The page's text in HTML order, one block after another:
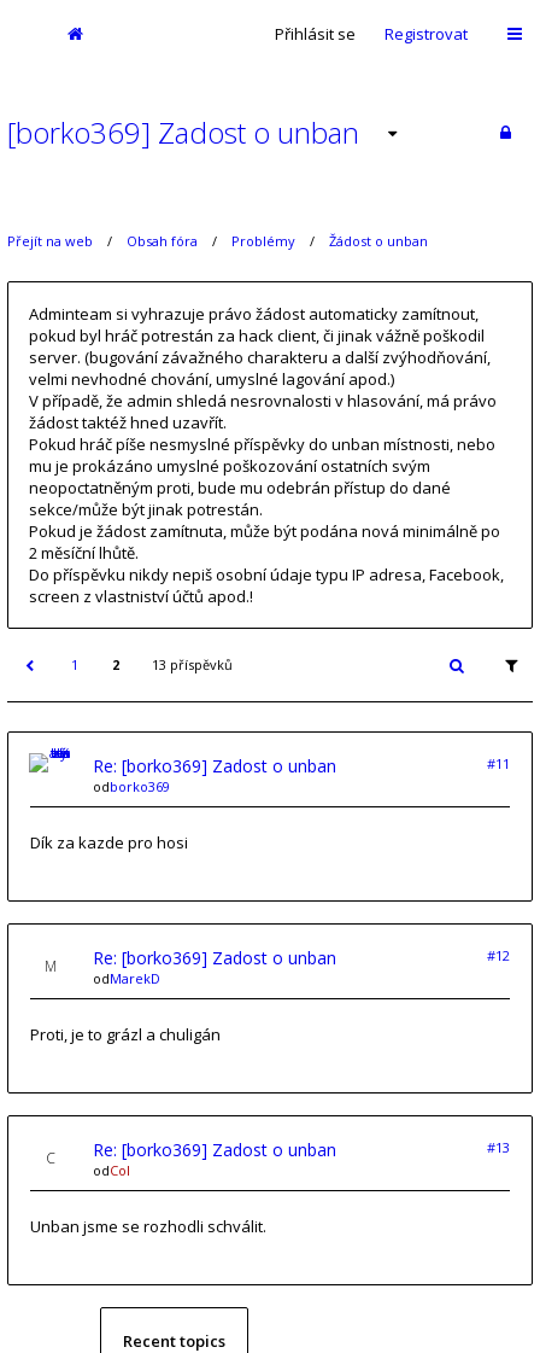
Přihlásit se Registrovat
[borko369] Zadost o unban
Přejít na web Obsah fóra Problémy Žádost o unban
Adminteam si vyhrazuje právo žádost automaticky zamítnout,
pokud byl hráč potrestán za hack client, či jinak vážně poškodil
server. (bugování závažného charakteru a další zvýhodňování,
velmi nevhodné chování, umyslné lagování apod.)
V případě, že admin shledá nesrovnalosti v hlasování, má právo
žádost taktéž hned uzavřít.
Pokud hráč píše nesmyslné příspěvky do unban místnosti, nebo
mu je prokázáno umyslné poškozování ostatních svým
neopoctatněným proti, bude mu odebrán přístup do dané
sekce/může být jinak potrestán.
Pokud je žádost zamítnuta, může být podána nová minimálně po
2 měsíční lhůtě.
Do příspěvku nikdy nepiš osobní údaje typu IP adresa, Facebook,
screen z vlastniství účtů apod.!
1 2 13 příspěvků
Re: [borko369] Zadost o unban
#11
odborko369
Dík za kazde pro hosi
Re: [borko369] Zadost o unban
#12
odMarekD
Proti, je to grázl a chuligán
Re: [borko369] Zadost o unban
#13
odCol
Unban jsme se rozhodli schválit.
Recent topics